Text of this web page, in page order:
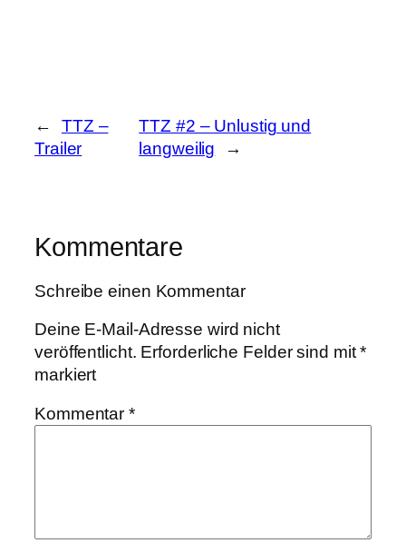
←
TTZ –
Trailer
TTZ #2 – Unlustig und
langweilig
→
Kommentare
Schreibe einen Kommentar
Deine E-Mail-Adresse wird nicht
veröffentlicht. Erforderliche Felder sind mit*
markiert
Kommentar*